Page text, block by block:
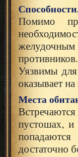
Помимо
противников.
Уязвимы
оказывает
Места
пустошах,
достаточно